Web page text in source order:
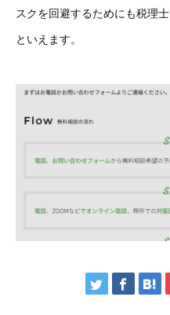
スクを回避するためにも税理
といえます。